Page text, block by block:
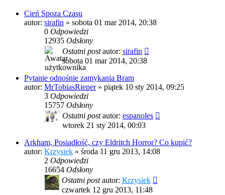
Cień Spoza Czasu
autor: sirafin » sobota 01 mar 2014, 20:38
0 Odpowiedzi
12935 Odsłony
Ostatni postautor: sirafin
sobota 01 mar 2014, 20:38
Pytanie odnośnie zamykania Bram
autor: MrTobiasRieper» piątek 10 sty 2014, 09:25
3 Odpowiedzi
15757 Odsłony
Ostatni postautor: espanoles
wtorek 21 sty 2014, 00:03
Arkham, Posiadłość, czy Eldritch Horror? Co kupić?
autor: Krzysiek » środa 11 gru 2013, 14:08
2 Odpowiedzi
16654 Odsłony
Ostatni postautor: Krzysiek
czwartek 12 gru 2013, 11:48